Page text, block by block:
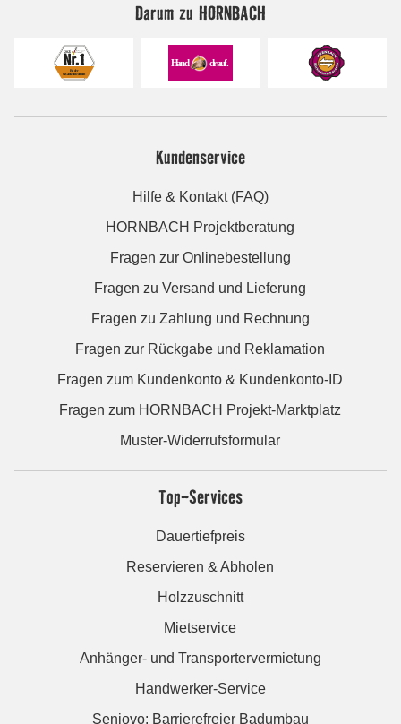
Darum zu HORNBACH
Kundenservice
Hilfe & Kontakt (FAQ)
HORNBACH Projektberatung
Fragen zur Onlinebestellung
Fragen zu Versand und Lieferung
Fragen zu Zahlung und Rechnung
Fragen zur Rückgabe und Reklamation
Fragen zum Kundenkonto & Kundenkonto-ID
Fragen zum HORNBACH Projekt-Marktplatz
Muster-Widerrufsformular
Top-Services
Dauertiefpreis
Reservieren & Abholen
Holzzuschnitt
Mietservice
Anhänger- und Transportervermietung
Handwerker-Service
Seniovo: Barrierefreier Badumbau